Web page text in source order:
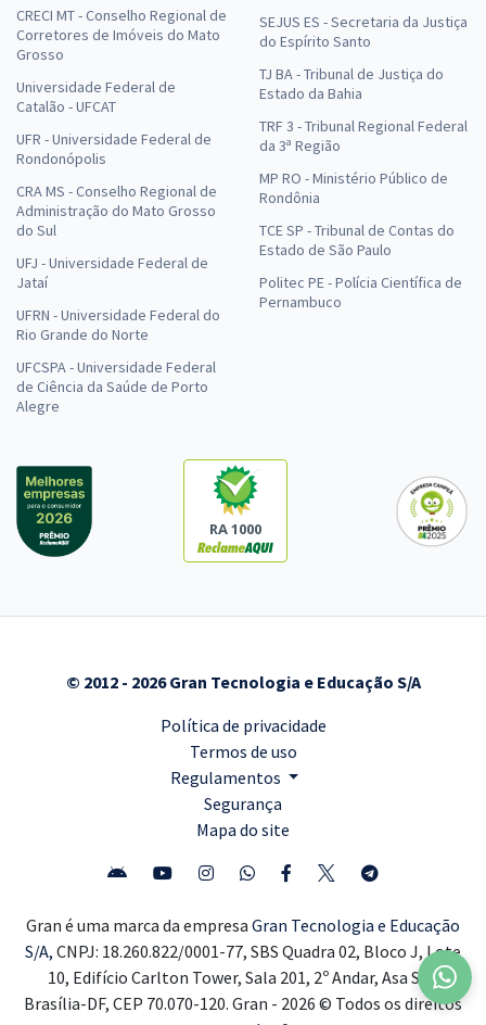
CRECI MT - Conselho Regional de
Corretores de Imóveis do Mato
Grosso
Universidade Federal de
Catalão - UFCAT
UFR - Universidade Federal de
Rondonópolis
CRA MS - Conselho Regional de
Administração do Mato Grosso
do Sul
UFJ - Universidade Federal de
Jataí
UFRN - Universidade Federal do
Rio Grande do Norte
UFCSPA - Universidade Federal
de Ciência da Saúde de Porto
Alegre
SEJUS ES - Secretaria da Justiça
do Espírito Santo
TJ BA - Tribunal de Justiça do
Estado da Bahia
TRF 3 - Tribunal Regional Federal
da 3ª Região
MP RO - Ministério Público de
Rondônia
TCE SP - Tribunal de Contas do
Estado de São Paulo
Politec PE - Polícia Científica de
Pernambuco
RA 1000
© 2012 - 2026 Gran Tecnologia e Educação S/A
Política de privacidade
Termos de uso
Regulamentos
Segurança
Mapa do site
Gran é uma marca da empresa Gran Tecnologia e Educação
S/A, CNPJ: 18.260.822/0001-77, SBS Quadra 02, Bloco J, Lote
10, Edifício Carlton Tower, Sala 201, 2º Andar, Asa Sul,
Brasília-DF, CEP 70.070-120. Gran - 2026 © Todos os direitos